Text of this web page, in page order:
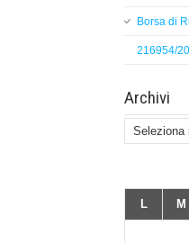
Borsa di
216954/
Archivi
Archivi
L
M